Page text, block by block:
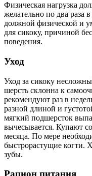
Физическая нагрузка
желательно по два раза
должной физической и
для сикоку, причиной
поведения.
Уход
Уход за сикоку
шерсть склонна к
рекомендуют раз в
разной длиной и
мягкий подшерсток
вычесывается. Купают
месяца. По мере
быстрорастущие когти.
зубы.
Рацион питания